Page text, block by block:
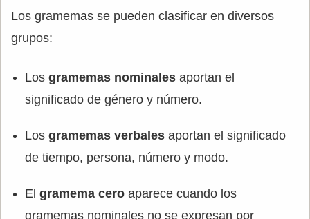
Los gramemas se pueden clasificar en diversos
grupos:
Los gramemas nominales aportan el
significado de género y número.
Los gramemas verbales aportan el significado
de tiempo, persona, número y modo.
El gramema cero aparece cuando los
gramemas nominales no se expresan por